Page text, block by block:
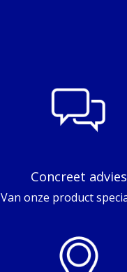
Concreet advies
Van onze product